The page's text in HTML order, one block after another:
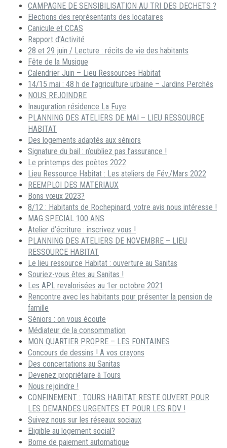
CAMPAGNE DE SENSIBILISATION AU TRI DES DECHETS ?
Elections des représentants des locataires
Canicule et CCAS
Rapport d’Activité
28 et 29 juin / Lecture : récits de vie des habitants
Fête de la Musique
Calendrier Juin – Lieu Ressources Habitat
14/15 mai : 48 h de l’agriculture urbaine – Jardins Perchés
NOUS REJOINDRE
Inauguration résidence La Fuye
PLANNING DES ATELIERS DE MAI – LIEU RESSOURCE
HABITAT
Des logements adaptés aux séniors
Signature du bail : n’oubliez pas l’assurance !
Le printemps des poètes 2022
Lieu Ressource Habitat : Les ateliers de Fév./Mars 2022
REEMPLOI DES MATERIAUX
Bons vœux 2023?
8/12 : Habitants de Rochepinard, votre avis nous intéresse !
MAG SPECIAL 100 ANS
Atelier d’écriture : inscrivez vous !
PLANNING DES ATELIERS DE NOVEMBRE – LIEU
RESSOURCE HABITAT
Le lieu ressource Habitat : ouverture au Sanitas
Souriez-vous êtes au Sanitas !
Les APL revalorisées au 1er octobre 2021
Rencontre avec les habitants pour présenter la pension de
famille
Séniors : on vous écoute
Médiateur de la consommation
MON QUARTIER PROPRE – LES FONTAINES
Concours de dessins ! A vos crayons
Des concertations au Sanitas
Devenez propriétaire à Tours
Nous rejoindre !
CONFINEMENT : TOURS HABITAT RESTE OUVERT POUR
LES DEMANDES URGENTES ET POUR LES RDV !
Suivez nous sur les réseaux sociaux
Eligible au logement social?
Borne de paiement automatique